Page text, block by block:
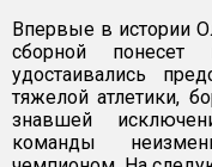
Впервые в истории
сборной
удостаивались
тяжелой атлетики,
знавшей
команды